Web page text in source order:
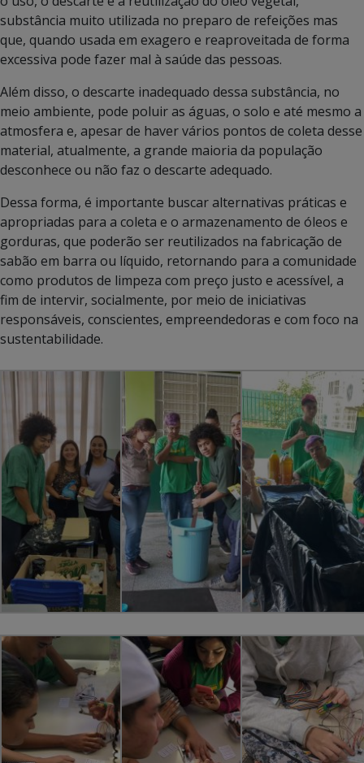
substância muito utilizada no preparo de refeições mas
que, quando usada em exagero e reaproveitada de forma
excessiva pode fazer mal à saúde das pessoas.
Além disso, o descarte inadequado dessa substância, no
meio ambiente, pode poluir as águas, o solo e até mesmo a
atmosfera e, apesar de haver vários pontos de coleta desse
material, atualmente, a grande maioria da população
desconhece ou não faz o descarte adequado.
Dessa forma, é importante buscar alternativas práticas e
apropriadas para a coleta e o armazenamento de óleos e
gorduras, que poderão ser reutilizados na fabricação de
sabão em barra ou líquido, retornando para a comunidade
como produtos de limpeza com preço justo e acessível, a
fim de intervir, socialmente, por meio de iniciativas
responsáveis, conscientes, empreendedoras e com foco na
sustentabilidade.